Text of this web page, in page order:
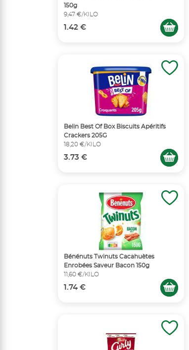
150g
9,47 €/KILO
1.42 €
Belin Best Of Box Biscuits Apéritifs
Crackers 205G
18,20 €/KILO
3.73 €
Bénénuts Twinuts Cacahuètes
Enrobées Saveur Bacon 150g
11,60 €/KILO
1.74 €